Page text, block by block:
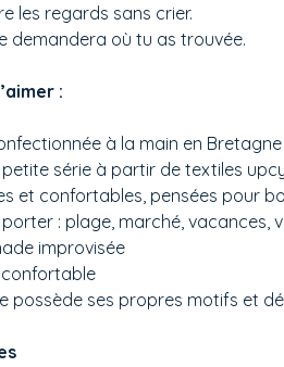
les regards sans crier.
demandera où tu as trouvée.
:
à la main en Bretagne
série à partir de textiles
et confortables, pensées pour
: plage, marché, vacances,
improvisée
confortable
possède ses propres motifs et